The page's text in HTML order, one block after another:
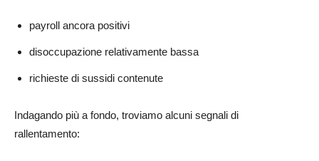
payroll ancora positivi
disoccupazione relativamente bassa
richieste di sussidi contenute
Indagando più a fondo, troviamo alcuni segnali di
rallentamento: